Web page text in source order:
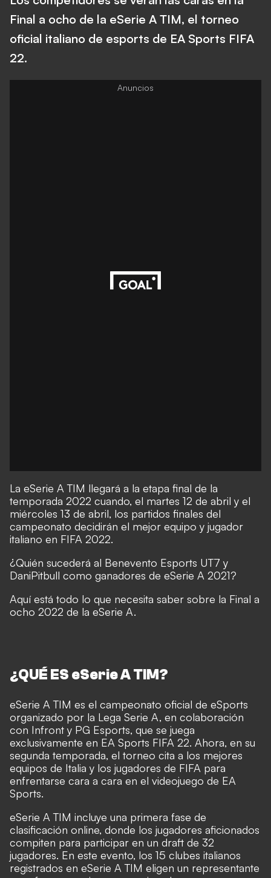
Final a ocho de la eSerie A TIM, el torneo
oficial italiano de esports de EA Sports FIFA
22.
La eSerie A TIM llegará a la etapa final de la
temporada 2022 cuando, el martes 12 de abril y el
miércoles 13 de abril, los partidos finales del
campeonato decidirán el mejor equipo y jugador
italiano en FIFA 2022.
¿Quién sucederá al Benevento Esports UT7 y
DaniPitbull como ganadores de eSerie A 2021?
Aquí está todo lo que necesita saber sobre la Final a
ocho 2022 de la eSerie A.
¿QUÉ ES eSerie A TIM?
eSerie A TIM es el campeonato oficial de eSports
organizado por la Lega Serie A, en colaboración
con Infront y PG Esports, que se juega
exclusivamente en EA Sports FIFA 22. Ahora, en su
segunda temporada, el torneo cita a los mejores
equipos de Italia y los jugadores de FIFA para
enfrentarse cara a cara en el videojuego de EA
Sports.
eSerie A TIM incluye una primera fase de
clasificación online, donde los jugadores aficionados
compiten para participar en un draft de 32
jugadores. En este evento, los 15 clubes italianos
registrados en eSerie A TIM eligen un representante